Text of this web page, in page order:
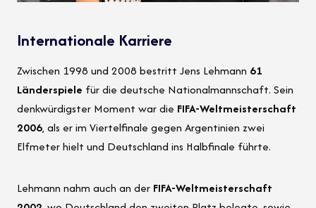
Internationale Karriere
Zwischen 1998 und 2008 bestritt Jens Lehmann 61
Länderspiele für die deutsche Nationalmannschaft. Sein
denkwürdigster Moment war die FIFA-Weltmeisterschaft
2006, als er im Viertelfinale gegen Argentinien zwei
Elfmeter hielt und Deutschland ins Halbfinale führte.
Lehmann nahm auch an der FIFA-Weltmeisterschaft